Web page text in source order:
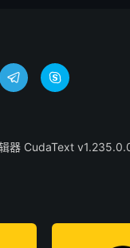
 
器 CudaText